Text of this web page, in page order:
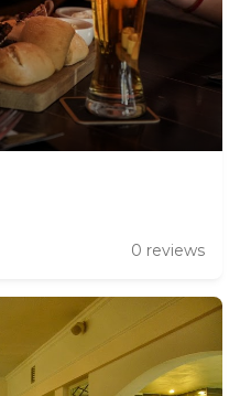
0 reviews